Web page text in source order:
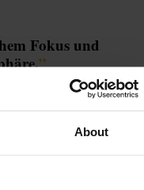
About
Fokus und
”